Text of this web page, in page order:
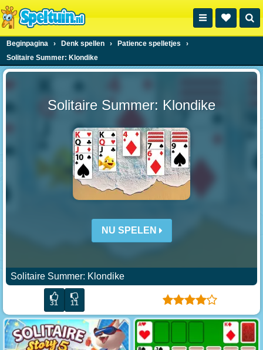
Beginpagina › Denk spellen › Patience spelletjes
›
Solitaire Summer: Klondike
Solitaire Summer: Klondike
NU SPELEN
Solitaire Summer: Klondike
31 11